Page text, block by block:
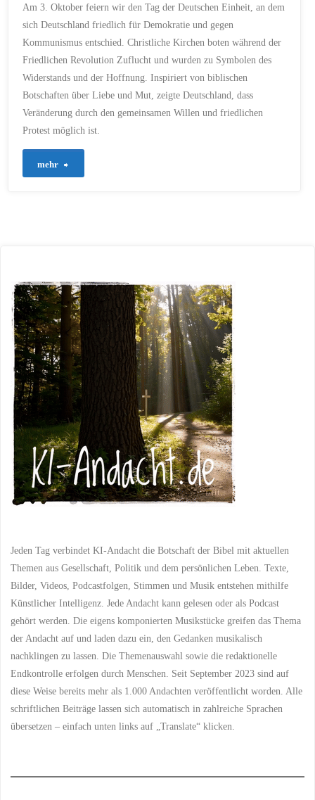
3. OKTOBER 2023
Am 3. Oktober feiern wir den Tag der Deutschen Einheit, an dem
sich Deutschland friedlich für Demokratie und gegen
Kommunismus entschied. Christliche Kirchen boten während der
Friedlichen Revolution Zuflucht und wurden zu Symbolen des
Widerstands und der Hoffnung. Inspiriert von biblischen
Botschaften über Liebe und Mut, zeigte Deutschland, dass
Veränderung durch den gemeinsamen Willen und friedlichen
Protest möglich ist.
mehr
Oktober
–
Tag
der
Deutschen
Einheit"
Jeden Tag verbindet KI-Andacht die Botschaft der Bibel mit aktuellen
Themen aus Gesellschaft, Politik und dem persönlichen Leben. Texte,
Bilder, Videos, Podcastfolgen, Stimmen und Musik entstehen mithilfe
Künstlicher Intelligenz. Jede Andacht kann gelesen oder als Podcast
gehört werden. Die eigens komponierten Musikstücke greifen das Thema
der Andacht auf und laden dazu ein, den Gedanken musikalisch
nachklingen zu lassen. Die Themenauswahl sowie die redaktionelle
Endkontrolle erfolgen durch Menschen. Seit September 2023 sind auf
diese Weise bereits mehr als 1.000 Andachten veröffentlicht worden. Alle
schriftlichen Beiträge lassen sich automatisch in zahlreiche Sprachen
übersetzen – einfach unten links auf „Translate“ klicken.